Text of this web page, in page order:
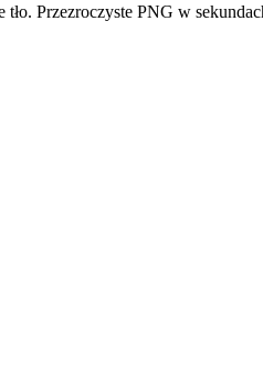
Przezroczyste PNG w